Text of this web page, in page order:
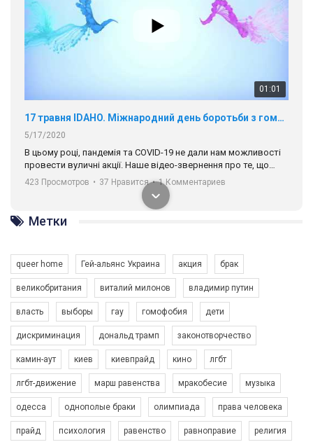
01:01
17 травня IDAHO. Міжнародний день боротьби з гомофобією трансфобією і біфобія.
5/17/2020
В цьому році, пандемія та COVІD-19 не дали нам можливості
провести вуличні акції. Наше відео-звернення про те, що
навіть коли ми у різних містах та не можемо зустрінеться, ми
разом. Ми закликаємо всіх хто поділяє цінності рівності та
солідарності, приєднатися до нас. Регіональні підрозділи
ГАУ є в 16 областях України.
Разом наш голос лунає гучніше!
423 Просмотров • 37 Нравится • 1 Комментариев
Зупинимо насильство проти ЛГБТ в Україні! Stop violence against LGBT in Ukraine!
6/30/2017
Емоційний та вражаючий промо-ролік на конкурс PACT, який
представляє програму "Гей-альянс Україна" з протидії
Метки
queer home Гей-альянс Украина акция брак
великобритания виталий милонов владимир путин
власть выборы гау гомофобия дети
дискриминация дональд трамп законотворчество
камин-аут киев киевпрайд кино лгбт
лгбт-движение марш равенства мракобесие музыка
одесса однополые браки олимпиада права человека
прайд психология равенство равноправие религия